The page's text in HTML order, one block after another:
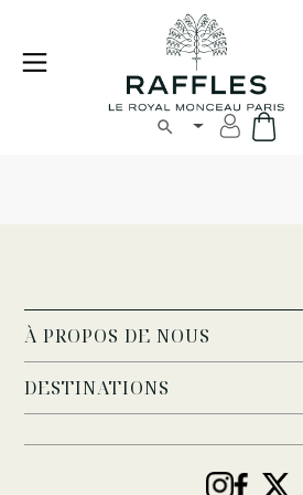
À PROPOS DE NOUS
DESTINATIONS